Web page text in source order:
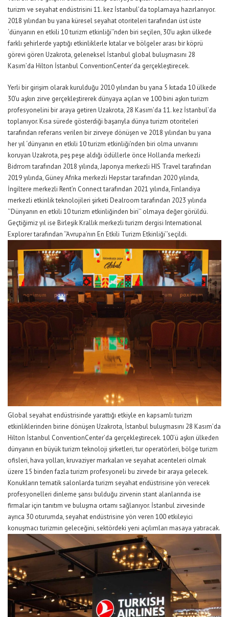
turizm ve seyahat endüstrisini 11.kez İstanbul’da toplamaya hazırlanıyor.
2018 yılından bu yana küresel seyahat otoriteleri tarafından üst üste
‘dünyanın en etkili 10 turizm etkinliği’’nden biri seçilen, 30’u aşkın ülkede
farklı şehirlerde yaptığı etkinliklerle kıtalar ve bölgeler arası bir köprü
görevi gören Uzakrota, geleneksel İstanbul global buluşmasını 28
Kasım’da Hilton İstanbul ConventionCenter’da gerçekleştirecek.
Yerli bir girişim olarak kurulduğu 2010 yılından bu yana 5 kıtada 10 ülkede
30’u aşkın zirve gerçekleştirerek dünyaya açılan ve 100 bini aşkın turizm
profesyonelini bir araya getiren Uzakrota, 28 Kasım’da 11. kez İstanbul’da
toplanıyor.Kısa sürede gösterdiği başarıyla dünya turizm otoriteleri
tarafından referans verilen bir zirveye dönüşen ve 2018 yılından bu yana
her yıl ‘dünyanın en etkili 10turizm etkinliği’nden biri olma unvanını
koruyan Uzakrota,peş peşe aldığı ödüllerle önce Hollanda merkezli
Bidrromtarafından 2018 yılında, Japonya merkezli HIS Travel tarafından
2019 yılında, Güney Afrika merkezli Hepstartarafından 2020 yılında,
İngiltere merkezli Rent’n Connect tarafından 2021 yılında,Finlandiya
merkezli etkinlik teknolojileri şirketi Dealroomtarafından 2023 yılında
‘’Dünyanın en etkili 10 turizm etkinliğinden biri’’ olmaya değer görüldü.
Geçtiğimiz yılise Birleşik Krallık merkezli turizm dergisi International
Explorer tarafından ‘’Avrupa’nın En Etkili Turizm Etkinliği’’seçildi.
Global seyahat endüstrisinde yarattığı etkiyle en kapsamlı turizm
etkinliklerinden birine dönüşen Uzakrota, İstanbul buluşmasını 28 Kasım’da
Hilton İstanbul ConventionCenter’da gerçekleştirecek.100’ü aşkın ülkeden
dünyanın en büyük turizm teknoloji şirketleri, tur operatörleri, bölge turizm
ofisleri, hava yolları, kruvaziyer markaları ve seyahat acenteleri olmak
üzere 15 binden fazla turizm profesyoneli bu zirvede bir araya gelecek.
Konukların tematik salonlarda turizm seyahat endüstrisine yön verecek
profesyonelleri dinleme şansı bulduğu zirvenin stant alanlarında ise
firmalar için tanıtım ve buluşma ortamı sağlanıyor. İstanbul zirvesinde
ayrıca 30 oturumda, seyahat endüstrisine yön veren 100 etkileyici
konuşmacıturizmin geleceğini,sektördeki yeni açılımları masaya yatıracak.